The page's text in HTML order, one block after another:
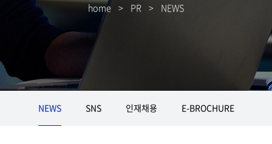
home > PR > NEWS
NEWS SNS 인재채용 E-BROCHURE